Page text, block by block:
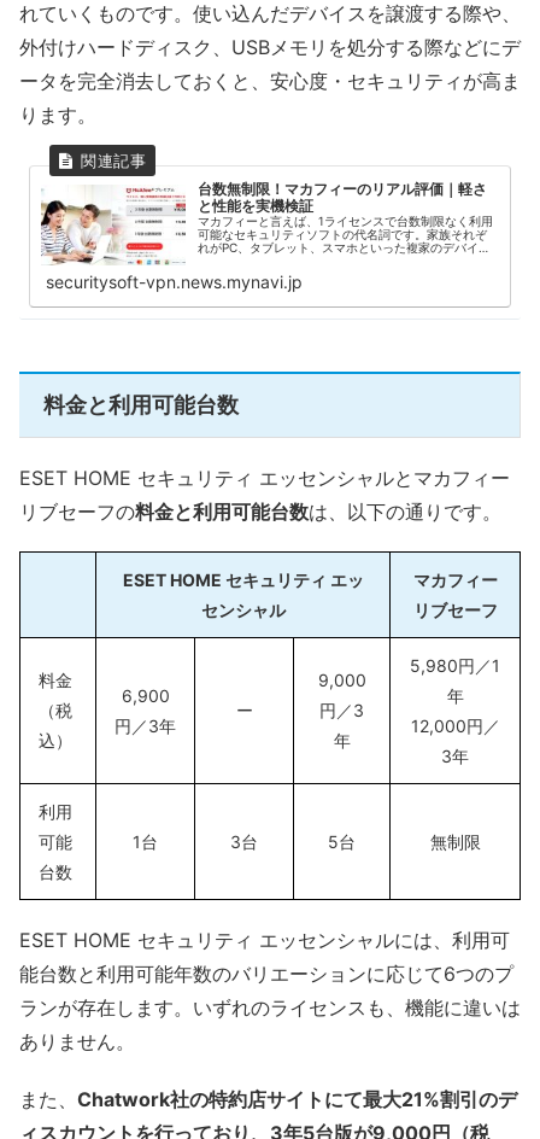
れていくものです。使い込んだデバイスを譲渡する際や、
外付けハードディスク、USBメモリを処分する際などにデ
ータを完全消去しておくと、安心度・セキュリティが高ま
ります。
台数無制限！マカフィーのリアル評価｜軽さ
と性能を実機検証
マカフィーと言えば、1ライセンスで台数制限なく利用
可能なセキュリティソフトの代名詞です。家族それぞ
れがPC、タブレット、スマホといった複家のデバイス
ィソフトと言えます。第三者機関によるAV-T...
securitysoft-vpn.news.mynavi.jp
料金と利用可能台数
ESET HOME セキュリティ エッセンシャルとマカフィー
リブセーフの料金と利用可能台数は、以下の通りです。
ESET HOME セキュリティ エッ
センシャル
マカフィー
リブセーフ
料金
（税
込）
6,900
円／3年
ー
9,000
円／3
年
5,980円／1
年
12,000円／
3年
利用
可能
台数
1台 3台 5台 無制限
ESET HOME セキュリティ エッセンシャルには、利用可
能台数と利用可能年数のバリエーションに応じて6つのプ
ランが存在します。いずれのライセンスも、機能に違いは
ありません。
また、 Chatwork社の特約店サイトにて最大21%割引のデ
ィスカウントを行っており、3年5台版が9,000円（税